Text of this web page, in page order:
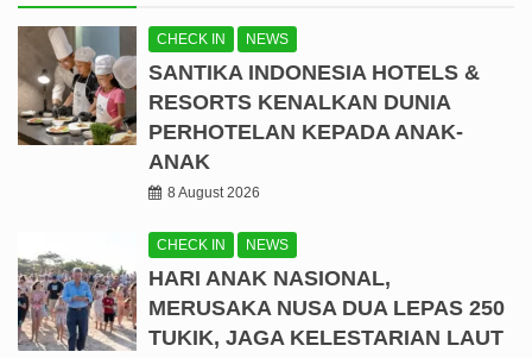
CHECK IN NEWS
SANTIKA INDONESIA HOTELS &
RESORTS KENALKAN DUNIA
PERHOTELAN KEPADA ANAK-
ANAK
8 August 2026
CHECK IN NEWS
HARI ANAK NASIONAL,
MERUSAKA NUSA DUA LEPAS 250
TUKIK, JAGA KELESTARIAN LAUT